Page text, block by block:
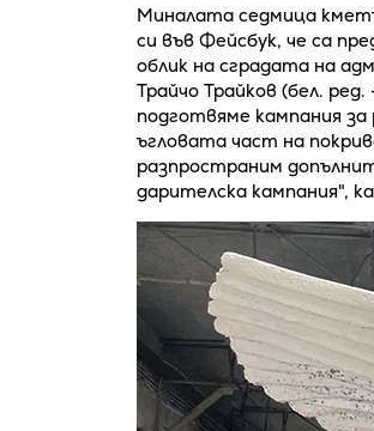
Миналата седмица
си във Фейсбук, че са
облик на сградата на
Трайчо Трайков (бел.
подготвяме кампания
ъгловата част на
разпространим
дарителска кампания",